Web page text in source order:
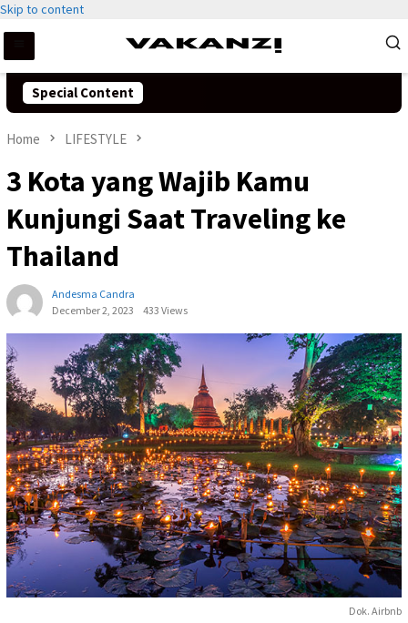
Skip to content
Special Content
Home LIFESTYLE
3 Kota yang Wajib Kamu
Kunjungi Saat Traveling ke
Thailand
Andesma Candra
December 2, 2023
433 Views
Dok. Airbnb